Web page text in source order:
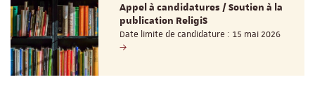
Appel à candidatures / Soutien à la
publication ReligiS
Date limite de candidature : 15 mai 2026